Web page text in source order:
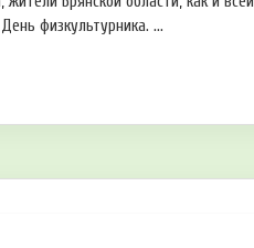
физкультурника. ...